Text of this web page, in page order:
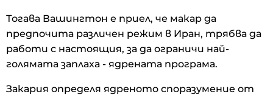
Тогава Вашингтон е приел, че макар да
предпочита различен режим в Иран, трябва да
работи с настоящия, за да ограничи най-
голямата заплаха - ядрената програма.
Закария определя ядреното споразумение от